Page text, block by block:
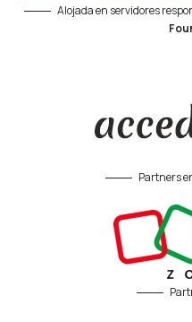
Alojada en servidores
Partners